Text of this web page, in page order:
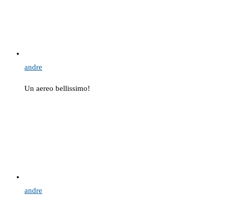
andre
Un aereo bellissimo!
andre